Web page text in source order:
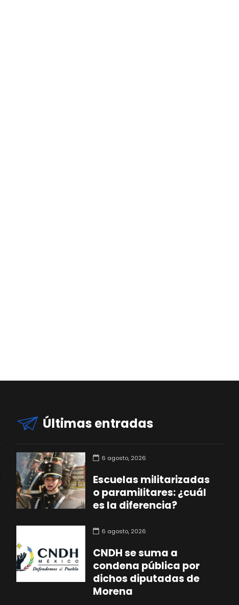
Últimas entradas
6 agosto, 2026
Escuelas militarizadas
o paramilitares: ¿cuál
es la diferencia?
6 agosto, 2026
CNDH se suma a
condena pública por
dichos diputadas de
Morena